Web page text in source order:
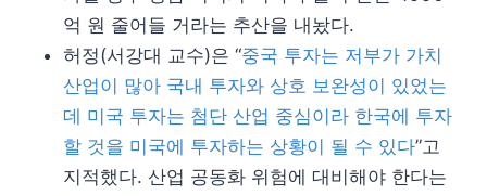
억 원 줄어들 거라는 추산을 내놨다.
허정(서강대 교수)은 “중국 투자는 저부가 가치
산업이 많아 국내 투자와 상호 보완성이 있었는
데 미국 투자는 첨단 산업 중심이라 한국에 투자
할 것을 미국에 투자하는 상황이 될 수 있다”고
지적했다. 산업 공동화 위험에 대비해야 한다는